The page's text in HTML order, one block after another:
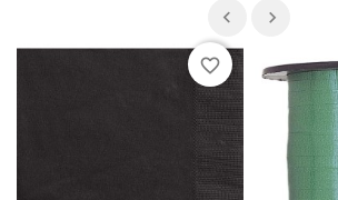
favorite_border